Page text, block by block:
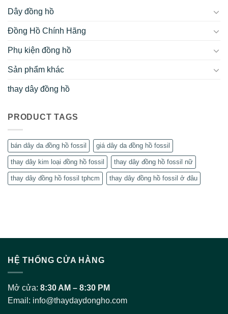
Dây đồng hồ
Đồng Hồ Chính Hãng
Phụ kiện đồng hồ
Sản phẩm khác
thay dây đồng hồ
PRODUCT TAGS
bán dây da đồng hồ fossil giá dây da đồng hồ fossil
thay dây kim loại đồng hồ fossil thay dây đồng hồ fossil nữ
thay dây đồng hồ fossil tphcm thay dây đồng hồ fossil ở đâu
HỆ THỐNG CỬA HÀNG
Mở cửa: 8:30 AM – 8:30 PM
Email: info@thaydaydongho.com